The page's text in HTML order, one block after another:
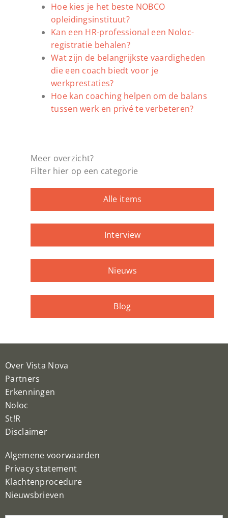
Hoe kies je het beste NOBCO
opleidingsinstituut?
Kan een HR-professional een Noloc-
registratie behalen?
Wat zijn de belangrijkste vaardigheden
die een coach biedt voor je
werkprestaties?
Hoe kan coaching helpen om de balans
tussen werk en privé te verbeteren?
Meer overzicht?
Filter hier op een categorie
Alle items
Interview
Nieuws
Blog
Over Vista Nova
Partners
Erkenningen
Noloc
St!R
Disclaimer
Algemene voorwaarden
Privacy statement
Klachtenprocedure
Nieuwsbrieven